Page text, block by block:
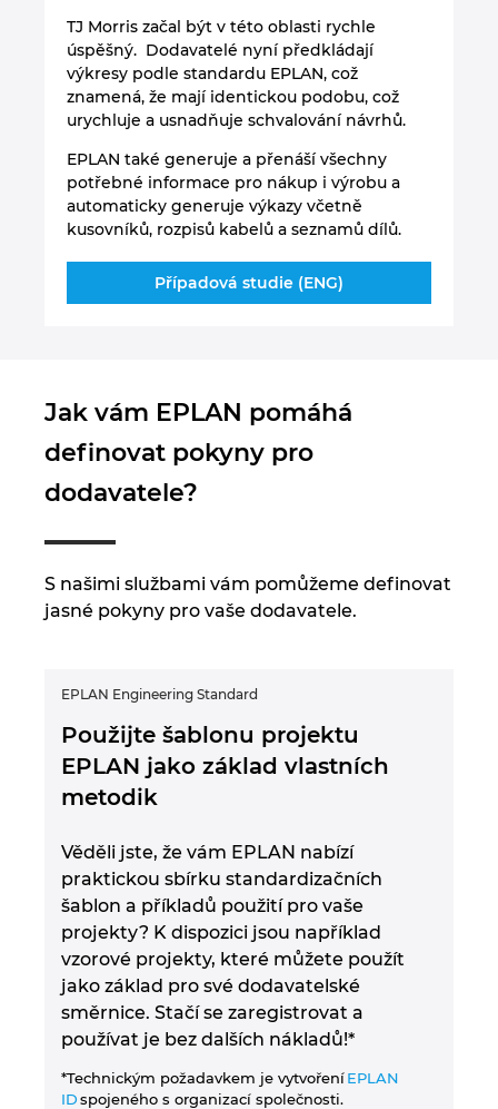
TJ Morris začal být v této oblasti rychle
úspěšný. Dodavatelé nyní předkládají
výkresy podle standardu EPLAN, což
znamená, že mají identickou podobu, což
urychluje a usnadňuje schvalování návrhů.
EPLAN také generuje a přenáší všechny
potřebné informace pro nákup i výrobu a
automaticky generuje výkazy včetně
kusovníků, rozpisů kabelů a seznamů dílů.
Případová studie (ENG)
Jak vám EPLAN pomáhá
definovat pokyny pro
dodavatele?
S našimi službami vám pomůžeme definovat
jasné pokyny pro vaše dodavatele.
EPLAN Engineering Standard
Použijte šablonu projektu
EPLAN jako základ vlastních
metodik
Věděli jste, že vám EPLAN nabízí
praktickou sbírku standardizačních
šablon a příkladů použití pro vaše
projekty? K dispozici jsou například
vzorové projekty, které můžete použít
jako základ pro své dodavatelské
směrnice. Stačí se zaregistrovat a
používat je bez dalších nákladů!*
*Technickým požadavkem je vytvořeníEPLAN
IDspojeného s organizací společnosti.